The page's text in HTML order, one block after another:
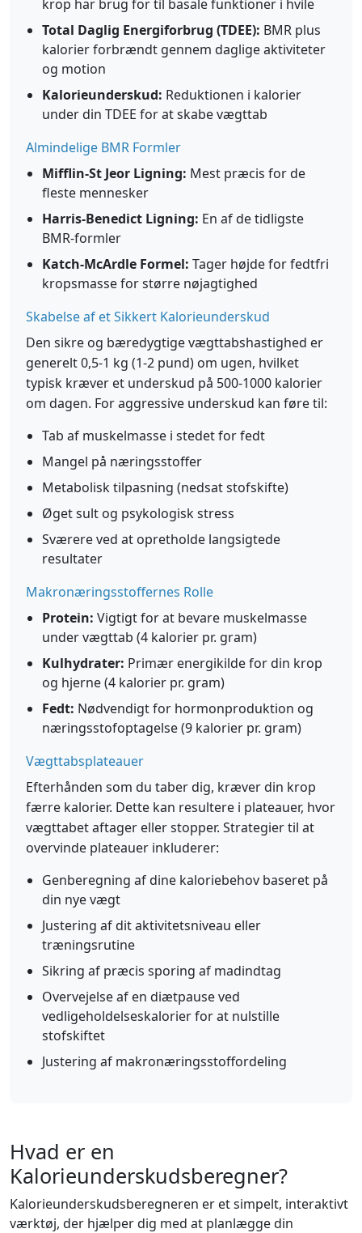
krop har brug for til basale funktioner i hvile
Total Daglig Energiforbrug (TDEE): BMR plus
kalorier forbrændt gennem daglige aktiviteter
og motion
Kalorieunderskud: Reduktionen i kalorier
under din TDEE for at skabe vægttab
Almindelige BMR Formler
Mifflin-St Jeor Ligning: Mest præcis for de
fleste mennesker
Harris-Benedict Ligning: En af de tidligste
BMR-formler
Katch-McArdle Formel: Tager højde for fedtfri
kropsmasse for større nøjagtighed
Skabelse af et Sikkert Kalorieunderskud
Den sikre og bæredygtige vægttabshastighed er
generelt 0,5-1 kg (1-2 pund) om ugen, hvilket
typisk kræver et underskud på 500-1000 kalorier
om dagen. For aggressive underskud kan føre til:
Tab af muskelmasse i stedet for fedt
Mangel på næringsstoffer
Metabolisk tilpasning (nedsat stofskifte)
Øget sult og psykologisk stress
Sværere ved at opretholde langsigtede
resultater
Makronæringsstoffernes Rolle
Protein: Vigtigt for at bevare muskelmasse
under vægttab (4 kalorier pr. gram)
Kulhydrater: Primær energikilde for din krop
og hjerne (4 kalorier pr. gram)
Fedt: Nødvendigt for hormonproduktion og
næringsstofoptagelse (9 kalorier pr. gram)
Vægttabsplateauer
Efterhånden som du taber dig, kræver din krop
færre kalorier. Dette kan resultere i plateauer, hvor
vægttabet aftager eller stopper. Strategier til at
overvinde plateauer inkluderer:
Genberegning af dine kaloriebehov baseret på
din nye vægt
Justering af dit aktivitetsniveau eller
træningsrutine
Sikring af præcis sporing af madindtag
Overvejelse af en diætpause ved
vedligeholdelseskalorier for at nulstille
stofskiftet
Justering af makronæringsstoffordeling
Hvad er en
Kalorieunderskudsberegner?
Kalorieunderskudsberegneren er et simpelt, interaktivt
værktøj, der hjælper dig med at planlægge din